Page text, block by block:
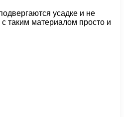
усадке и не
таким материалом просто и